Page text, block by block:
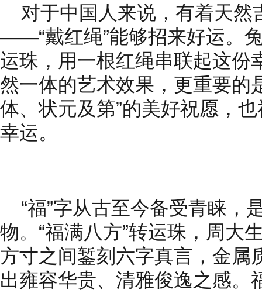
对于中国人来说，有着天然
——“戴红绳”能够招来好运。
运珠，用一根红绳串联起这份
然一体的艺术效果，更重要的
体、状元及第”的美好祝愿，
幸运。
“福”字从古至今备受青睐，
物。“福满八方”转运珠，周大
方寸之间錾刻六字真言，金属
出雍容华贵、清雅俊逸之感。